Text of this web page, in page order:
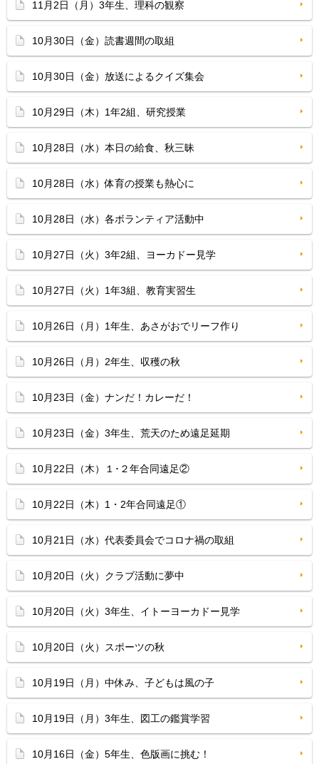
11月2日（月）3年生、理科の観察
10月30日（金）読書週間の取組
10月30日（金）放送によるクイズ集会
10月29日（木）1年2組、研究授業
10月28日（水）本日の給食、秋三昧
10月28日（水）体育の授業も熱心に
10月28日（水）各ボランティア活動中
10月27日（火）3年2組、ヨーカドー見学
10月27日（火）1年3組、教育実習生
10月26日（月）1年生、あさがおでリーフ作り
10月26日（月）2年生、収穫の秋
10月23日（金）ナンだ！カレーだ！
10月23日（金）3年生、荒天のため遠足延期
10月22日（木）１･２年合同遠足②
10月22日（木）1・2年合同遠足①
10月21日（水）代表委員会でコロナ禍の取組
10月20日（火）クラブ活動に夢中
10月20日（火）3年生、イトーヨーカドー見学
10月20日（火）スポーツの秋
10月19日（月）中休み、子どもは風の子
10月19日（月）3年生、図工の鑑賞学習
10月16日（金）5年生、色版画に挑む！